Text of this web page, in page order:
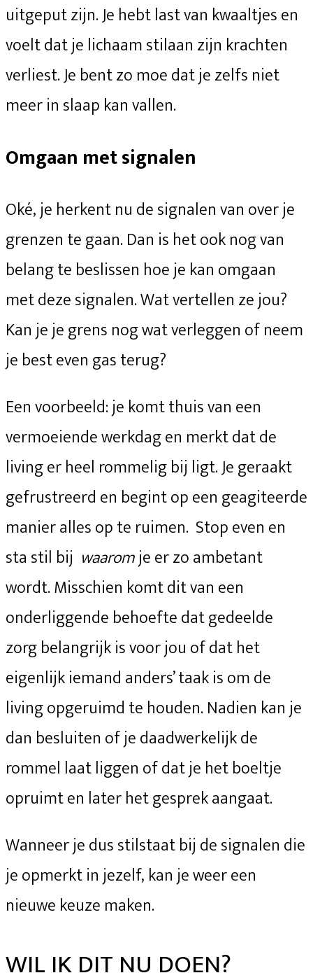
uitgeput zijn. Je hebt last van kwaaltjes en
voelt dat je lichaam stilaan zijn krachten
verliest. Je bent zo moe dat je zelfs niet
meer in slaap kan vallen.
Omgaan met signalen
Oké, je herkent nu de signalen van over je
grenzen te gaan. Dan is het ook nog van
belang te beslissen hoe je kan omgaan
met deze signalen. Wat vertellen ze jou?
Kan je je grens nog wat verleggen of neem
je best even gas terug?
Een voorbeeld: je komt thuis van een
vermoeiende werkdag en merkt dat de
living er heel rommelig bij ligt. Je geraakt
gefrustreerd en begint op een geagiteerde
manier alles op te ruimen. Stop even en
sta stil bij waaromje er zo ambetant
wordt. Misschien komt dit van een
onderliggende behoefte dat gedeelde
zorg belangrijk is voor jou of dat het
eigenlijk iemand anders’ taak is om de
living opgeruimd te houden. Nadien kan je
dan besluiten of je daadwerkelijk de
rommel laat liggen of dat je het boeltje
opruimt en later het gesprek aangaat.
Wanneer je dus stilstaat bij de signalen die
je opmerkt in jezelf, kan je weer een
nieuwe keuze maken.
WIL IK DIT NU DOEN?